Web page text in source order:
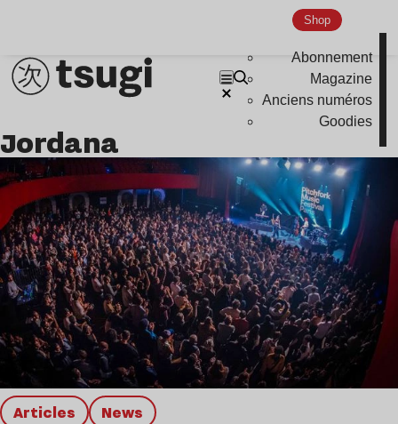
Shop
Abonnement
Magazine
Anciens numéros
Goodies
Jordana
Articles news